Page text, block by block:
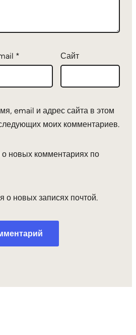
* Сайт
email и адрес сайта в этом
моих комментариев.
новых комментариях по
о новых записях почтой.